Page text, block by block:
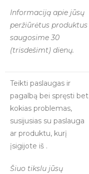
Informaciją apie jūsų
peržiūrėtus produktus
saugosime 30
(trisdešimt) dienų.
Teikti paslaugas ir
pagalbą bei spręsti bet
kokias problemas,
susijusias su paslauga
ar produktu, kurį
įsigijote iš .
Šiuo tikslu jūsų